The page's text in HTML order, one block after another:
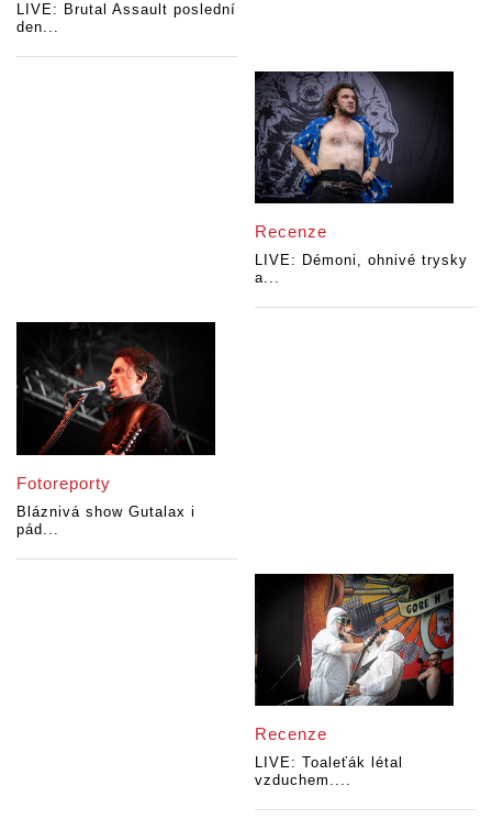
LIVE: Brutal Assault poslední
den...
Recenze
LIVE: Démoni, ohnivé trysky
a...
Fotoreporty
Bláznivá show Gutalax i
pád...
Recenze
LIVE: Toaleťák létal
vzduchem....